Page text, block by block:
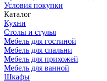
Условия покупки
Каталог
Кухни
Столы и стулья
Мебель для гостиной
Мебель для спальни
Мебель для прихожей
Мебель для ванной
Шкафы